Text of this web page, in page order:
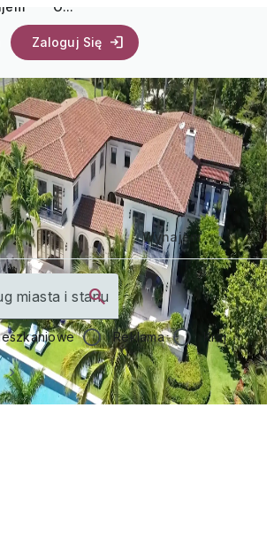
O...
Zaloguj Się
do domu
Wynajem
miasta i stanu
Reklama Kraj